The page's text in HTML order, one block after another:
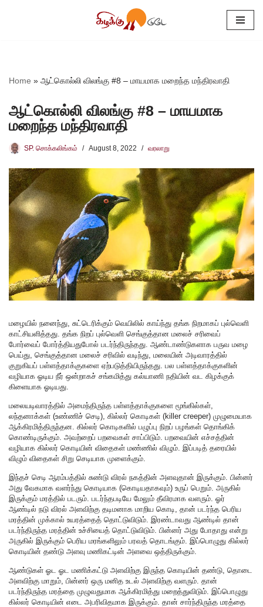
Home » ஆட்கொல்லி விலங்கு #8 – மாயமாக மறைந்த மந்திரவாதி
ஆட்கொல்லி விலங்கு #8 – மாயமாக
மறைந்த மந்திரவாதி
SP. சொக்கலிங்கம் August 8, 2022 வரலாறு
மழையில் நனைந்து, சுட்டெரிக்கும் வெயிலில் காய்ந்து தங்க நிறமாகப் புல்வெளி
காட்சியளித்தது. தங்க நிறப் புல்வெளி செங்குத்தான மலைச் சரிவைப்
போர்வைப் போர்த்தியதுபோல் படர்ந்திருந்தது. ஆண்டாண்டுகளாக பருவ மழை
பெய்து, செங்குத்தான மலைச் சரிவில் வடிந்து, மலையின் அடிவாரத்தில்
குறுகியப் பள்ளத்தாக்குகளை ஏற்படுத்தியிருந்தது. பல பள்ளத்தாக்குகளின்
வழியாக ஓடிய நீர் ஒன்றாகச் சங்கமித்து கல்யாணி நதியின் வட கிழக்குக்
கிளையாக ஓடியது.
மலையடிவாரத்தில் அமைந்திருந்த பள்ளத்தாக்குகளை மூங்கில்கள்,
லந்தனாக்கள் (உண்ணிச் செடி), கில்லர் கொடிகள் (killer creeper) முழுமையாக
ஆக்கிரமித்திருந்தன. கில்லர் கொடிகளில் பழுப்பு நிறப் பழங்கள் தொங்கிக்
கொண்டிருக்கும். அவற்றைப் பறவைகள் சாப்பிடும். பறவையின் எச்சத்தின்
வழியாக கில்லர் கொடியின் விதைகள் மண்ணில் விழும். இப்படித் தரையில்
விழும் விதைகள் சிறு செடியாக முளைக்கும்.
இந்தச் செடி ஆரம்பத்தில் சுண்டு விரல் நகத்தின் அளவுதான் இருக்கும். பின்னர்
அது வேகமாக வளர்ந்து கொடியாக (கொடியதாகவும்) உருப் பெறும். அருகில்
இருக்கும் மரத்தில் படரும். படர்ந்தபடியே மேலும் தீவிரமாக வளரும். ஓர்
ஆண்டில் நடு விரல் அளவிற்கு தடிமனாக மாறிய கொடி, தான் படர்ந்த பெரிய
மரத்தின் முக்கால் உயரத்தைத் தொட்டுவிடும். இரண்டாவது ஆண்டில் தான்
படர்ந்திருந்த மரத்தின் உச்சியைத் தொட்டுவிடும். பின்னர் அது போதாது என்று
அருகில் இருக்கும் பெரிய மரங்களிலும் பரவத் தொடங்கும். இப்பொழுது கில்லர்
கொடியின் தண்டு அளவு மணிகட்டின் அளவை ஒத்திருக்கும்.
ஆண்டுகள் ஓட ஓட மணிக்கட்டு அளவிற்கு இருந்த கொடியின் தண்டு, தொடை
அளவிற்கு மாறும், பின்னர் ஒரு மனித உடல் அளவிற்கு வளரும். தான்
படர்ந்திருந்த மரத்தை முழுவதுமாக ஆக்கிரமித்து மறைத்துவிடும். இப்பொழுது
கில்லர் கொடியின் எடை அபரிவிதமாக இருக்கும். தான் சார்ந்திருந்த மரத்தை